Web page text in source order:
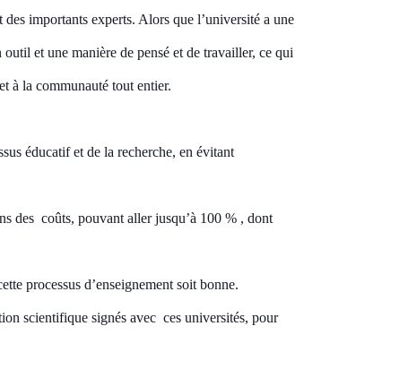
des importants experts. Alors que l’université a une
et une manière de pensé et de travailler, ce qui
à la communauté tout entier.
éducatif et de la recherche, en évitant
des coûts, pouvant aller jusqu’à 100 % , dont
processus d’enseignement soit bonne.
scientifique signés avec ces universités, pour